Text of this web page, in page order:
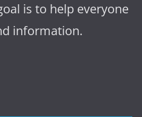
is to help everyone
information.